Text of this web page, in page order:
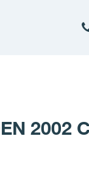
2002 C